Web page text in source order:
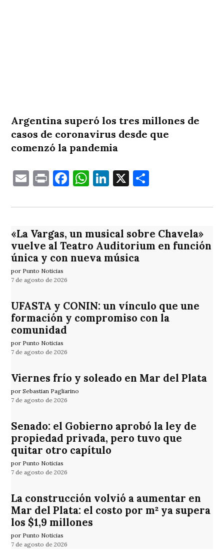
Argentina superó los tres millones de
casos de coronavirus desde que
comenzó la pandemia
EmailPrintFacebook
WhatsApp
LinkedIn
X
«La Vargas, un musical sobre Chavela»
vuelve al Teatro Auditorium en función
única y con nueva música
por Punto Noticias
7 de agosto de 2026
UFASTA y CONIN: un vínculo que une
formación y compromiso con la
comunidad
por Punto Noticias
7 de agosto de 2026
Viernes frío y soleado en Mar del Plata
por Sebastian Pagliarino
7 de agosto de 2026
Senado: el Gobierno aprobó la ley de
propiedad privada, pero tuvo que
quitar otro capítulo
por Punto Noticias
7 de agosto de 2026
La construcción volvió a aumentar en
Mar del Plata: el costo por m² ya supera
los $1,9 millones
por Punto Noticias
7 de agosto de 2026